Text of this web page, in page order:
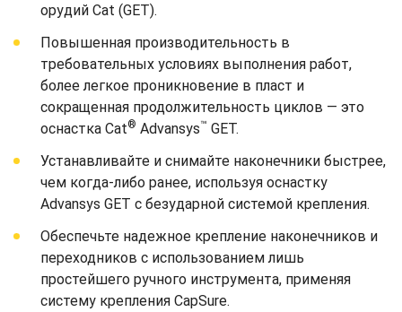
орудий Cat (GET).
Повышенная производительность в
требовательных условиях выполнения работ,
более легкое проникновение в пласт и
сокращенная продолжительность циклов — это
оснастка Cat® Advansys™ GET.
Устанавливайте и снимайте наконечники быстрее,
чем когда-либо ранее, используя оснастку
Advansys GET с безударной системой крепления.
Обеспечьте надежное крепление наконечников и
переходников с использованием лишь
простейшего ручного инструмента, применяя
систему крепления CapSure.